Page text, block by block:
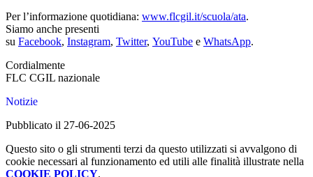
Per l’informazione quotidiana: www.flcgil.it/scuola/ata.
Siamo anche presenti
su Facebook, Instagram, Twitter, YouTube e WhatsApp.
Cordialmente
FLC CGIL nazionale
Notizie
Pubblicato il 27-06-2025
Questo sito o gli strumenti terzi da questo utilizzati si avvalgono di
cookie necessari al funzionamento ed utili alle finalità illustrate nella
COOKIE POLICY.